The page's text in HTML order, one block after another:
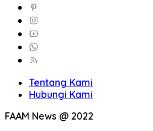
Tentang Kami
Hubungi Kami
FAAM News @ 2022